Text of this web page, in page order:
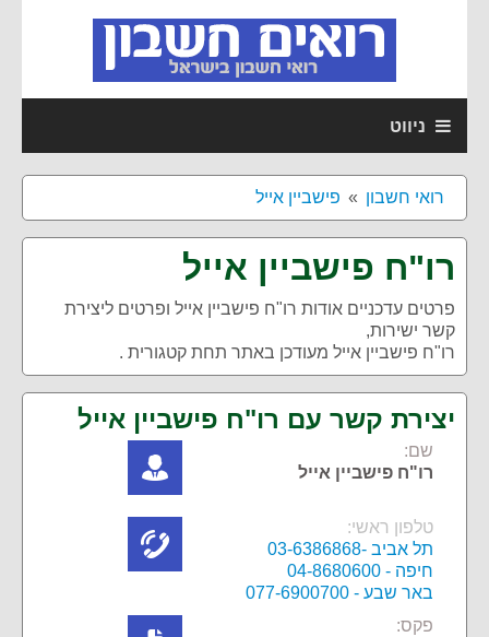
ניווט
רואי חשבון פישביין אייל
רו"ח פישביין אייל
פרטים עדכניים אודות רו"ח פישביין אייל ופרטים ליצירת
קשר ישירות,
רו"ח פישביין אייל מעודכן באתר תחת קטגורית .
יצירת קשר עם רו"ח פישביין אייל
שם:
רו"ח פישביין אייל
טלפון ראשי:
תל אביב -03-6386868
חיפה - 04-8680600
באר שבע - 077-6900700
פקס: